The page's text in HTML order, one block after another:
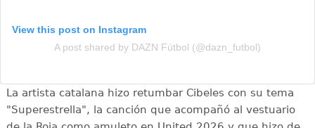
View this post on Instagram
A post shared by DAZN Fútbol (@dazn_futbol)
La artista catalana hizo retumbar Cibeles con su tema
"Superestrella", la canción que acompañó al vestuario